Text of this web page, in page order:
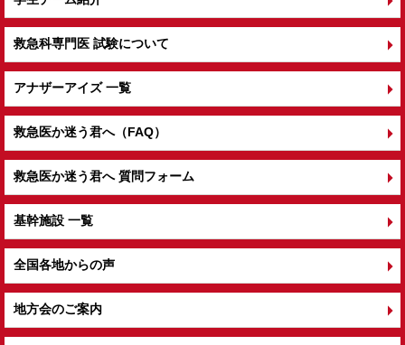
救急科専門医 試験について
アナザーアイズ 一覧
救急医か迷う君へ（FAQ）
救急医か迷う君へ 質問フォーム
基幹施設 一覧
全国各地からの声
地方会のご案内